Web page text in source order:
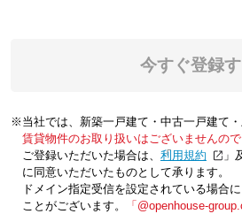
今すぐ登録
※当社では、新築一戸建て・中古一戸建て・
賃貸物件のお取り扱いはございませんので
ご登録いただいた場合は、「利用規約 」
に同意いただいたものとして承ります。
ドメイン指定受信を設定されている場合
ことがございます。
「@openhouse-